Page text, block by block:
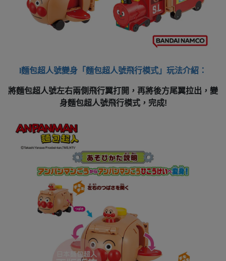
l麵包超人號變身「麵包超人號飛行模式」玩法介紹：
將麵包超人號左右兩側飛行翼打開，再將後方尾翼拉出，變
身麵包超人號飛行模式，完成!